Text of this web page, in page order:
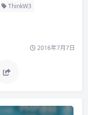
ThinkW3
2016年7月7日